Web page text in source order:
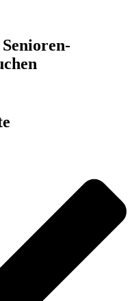
Senioren­